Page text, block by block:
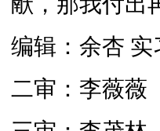
编辑：余杏 实
二审：李薇薇